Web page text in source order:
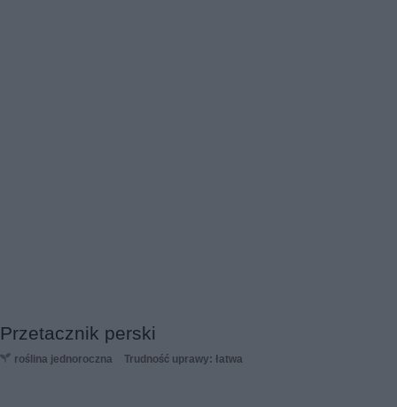
Przetacznik perski
roślina jednoroczna Trudność uprawy: łatwa